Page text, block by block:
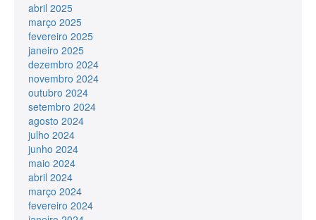
abril 2025
março 2025
fevereiro 2025
janeiro 2025
dezembro 2024
novembro 2024
outubro 2024
setembro 2024
agosto 2024
julho 2024
junho 2024
maio 2024
abril 2024
março 2024
fevereiro 2024